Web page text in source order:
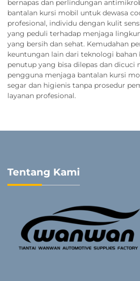
bernapas dan perlindungan
bantalan kursi mobil untuk dewasa
profesional, individu dengan kulit
yang peduli terhadap menjaga
yang bersih dan sehat. Kemudahan
keuntungan lain dari teknologi bahan
penutup yang bisa dilepas dan dicuci
pengguna menjaga bantalan kursi
segar dan higienis tanpa prosedur
layanan profesional.
Tentang Kami